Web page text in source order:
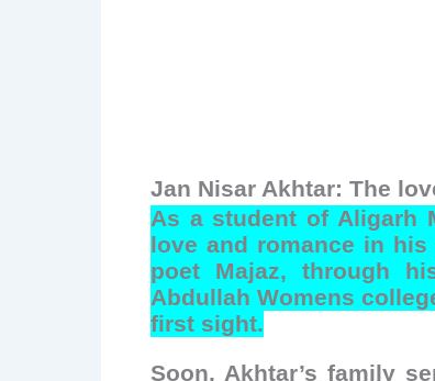
Jan Nisar Akhtar: The
As a student of Aligarh
love and romance in
poet Majaz, through
Abdullah Womens
first sight.
Soon, Akhtar’s family